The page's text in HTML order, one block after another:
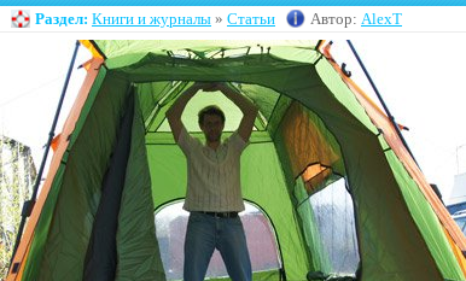
Раздел: Книги и журналы » Статьи Автор: AlexT